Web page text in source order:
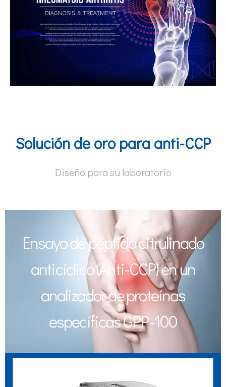
Solución de oro para anti-CCP
Diseño para su laboratorio
Ensayo de péptido citrulinado
anticíclico (Anti-CCP) en un
analizador de proteínas
específicas GPP-100